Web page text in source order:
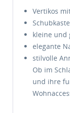
Vertikos
kleine und
elegante
stilvolle
Ob im
und ihre